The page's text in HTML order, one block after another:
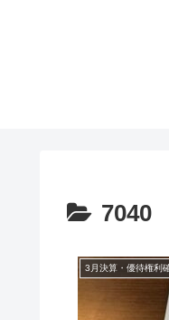
7040
3月決算・優待権利